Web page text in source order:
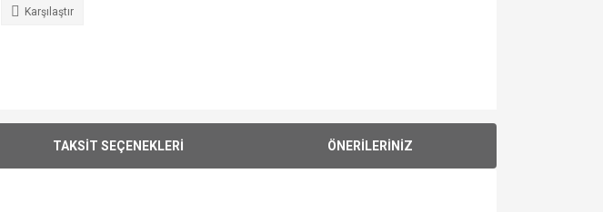
Karşılaştır
TAKSİT SEÇENEKLERİ ÖNERİLERİNİZ